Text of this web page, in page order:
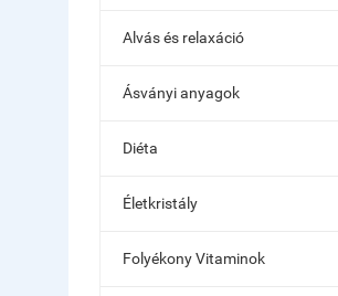
Alvás és relaxáció
Ásványi anyagok
Diéta
Életkristály
Folyékony Vitaminok